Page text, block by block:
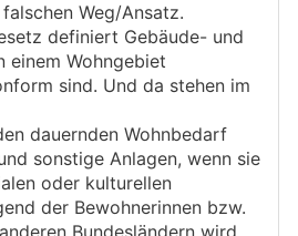
Weg/Ansatz.
definiert Gebäude- und
einem Wohngebiet
sind. Und da stehen im
dauernden Wohnbedarf
sonstige Anlagen, wenn sie
oder kulturellen
der Bewohnerinnen bzw.
Bundesländern wird